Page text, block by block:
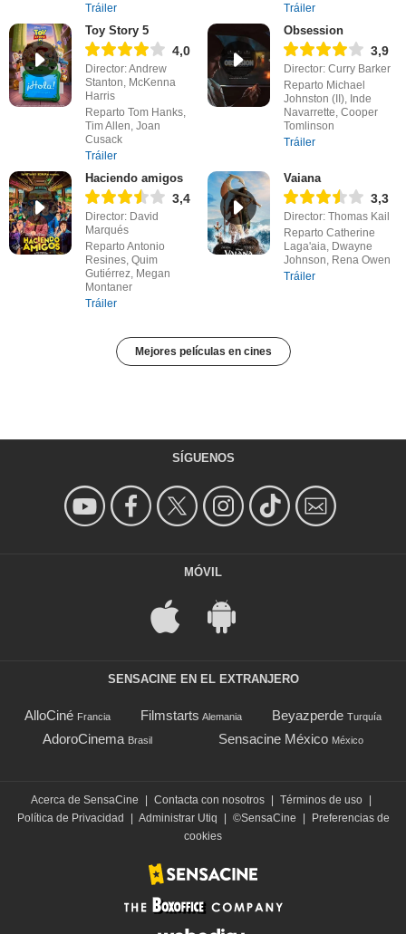
Tráiler
Tráiler
Toy Story 5
4,0
Director: Andrew
Stanton, McKenna
Harris
Reparto Tom Hanks,
Tim Allen, Joan
Cusack
Tráiler
Obsession
3,9
Director: Curry Barker
Reparto Michael
Johnston (II), Inde
Navarrette, Cooper
Tomlinson
Tráiler
Haciendo amigos
3,4
Director: David
Marqués
Reparto Antonio
Resines, Quim
Gutiérrez, Megan
Montaner
Tráiler
Vaiana
3,3
Director: Thomas Kail
Reparto Catherine
Laga'aia, Dwayne
Johnson, Rena Owen
Tráiler
Mejores películas en cines
SÍGUENOS
MÓVIL
SENSACINE EN EL EXTRANJERO
AlloCiné Francia Filmstarts Alemania Beyazperde Turquía
AdoroCinema Brasil Sensacine México México
Acerca de SensaCine Contacta con nosotros Términos de uso
Política de Privacidad
Administrar Utiq ©SensaCine
Preferencias de
cookies